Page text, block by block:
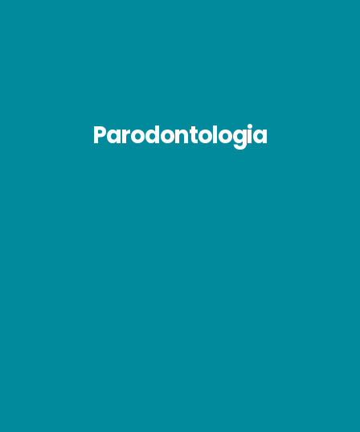
Parodontologia